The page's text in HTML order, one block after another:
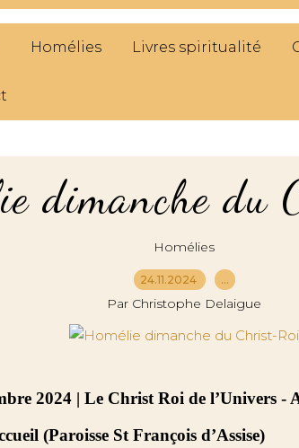
Homélies Livres spiritualité
dimanche
Homélies
24.11.2024 …
Par Christophe Delaigue
2024 | Le Christ Roi de l’Univers -
(Paroisse St François d’Assise)